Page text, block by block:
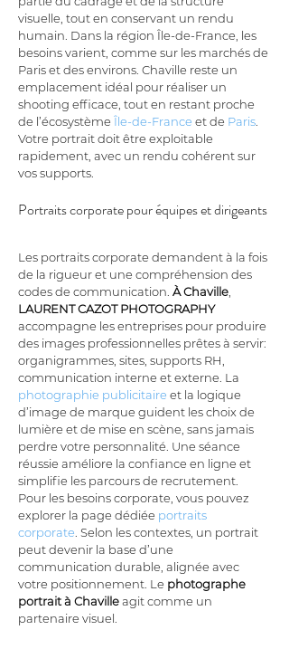
visuelle, tout en conservant un rendu
humain. Dans la région Île-de-France, les
besoins varient, comme sur les marchés de
Paris et des environs. Chaville reste un
emplacement idéal pour réaliser un
shooting efficace, tout en restant proche
de l’écosystème Île-de-France et de Paris
Votre portrait doit être exploitable
rapidement, avec un rendu cohérent sur
vos supports.
Portraits corporate pour équipes et dirigeants
Les portraits corporate demandent à la fois
de la rigueur et une compréhension des
codes de communication. À Chaville
LAURENT CAZOT PHOTOGRAPHY
accompagne les entreprises pour produire
des images professionnelles prêtes à servir:
organigrammes, sites, supports RH,
communication interne et externe. La
photographie publicitaire et la logique
d’image de marque guident les choix de
lumière et de mise en scène, sans jamais
perdre votre personnalité. Une séance
réussie améliore la confiance en ligne et
simplifie les parcours de recrutement.
Pour les besoins corporate, vous pouvez
explorer la page dédiée portraits
corporate . Selon les contextes, un portrait
peut devenir la base d’une
communication durable, alignée avec
votre positionnement. Le photographe
portrait à Chaville agit comme un
partenaire visuel.